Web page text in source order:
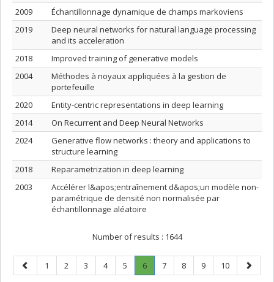
2009
Échantillonnage dynamique de champs markoviens
2019
Deep neural networks for natural language processing
and its acceleration
2018
Improved training of generative models
2004
Méthodes à noyaux appliquées à la gestion de
portefeuille
2020
Entity-centric representations in deep learning
2014
On Recurrent and Deep Neural Networks
2024
Generative flow networks : theory and applications to
structure learning
2018
Reparametrization in deep learning
2003
Accélérer l&apos;entraînement d&apos;un modèle non-
paramétrique de densité non normalisée par
échantillonnage aléatoire
Number of results : 1644
Previous
page
Page
1 Page
2 Page
3 Page
4 Page
5 Page
6.
Current
Page
7 Page
8 Page
9 Page
10
Next
page